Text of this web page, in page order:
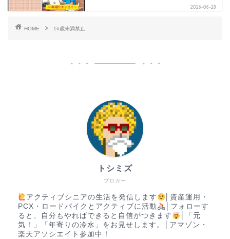
2026-06-28
HOME 16歳未満禁止
ブロガー
トシミズ
アクティブシニアの生活を発信します
│資産運用・
PCX・ロードバイクとアクティブに活動
│フォローす
ると、自分もやればできると自信がつきます
│「元
気！」「年寄りの冷水」をお見せします。│アマゾン・
楽天アソシエイト参加中！